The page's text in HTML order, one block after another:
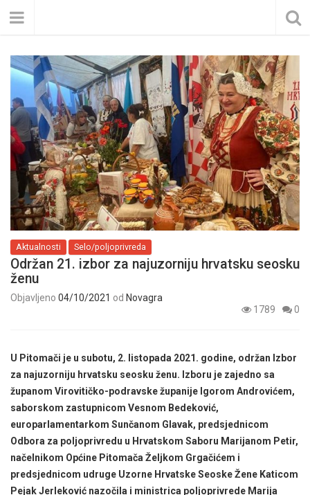
Aktualnosti Selo/poljoprivreda
Održan 21. izbor za najuzorniju hrvatsku seosku
ženu
Objavljeno 04/10/2021 od Novagra
1789
0
U Pitomači je u subotu, 2. listopada 2021. godine, održan Izbor
za najuzorniju hrvatsku seosku ženu. Izboru je zajedno sa
županom Virovitičko-podravske županije Igorom Androvićem,
saborskom zastupnicom Vesnom Bedeković,
europarlamentarkom Sunčanom Glavak, predsjednicom
Odbora za poljoprivredu u Hrvatskom Saboru Marijanom Petir,
načelnikom Općine Pitomača Željkom Grgačićem i
predsjednicom udruge Uzorne Hrvatske Seoske Žene Katicom
Pejak Jerleković nazočila i ministrica poljoprivrede Marija